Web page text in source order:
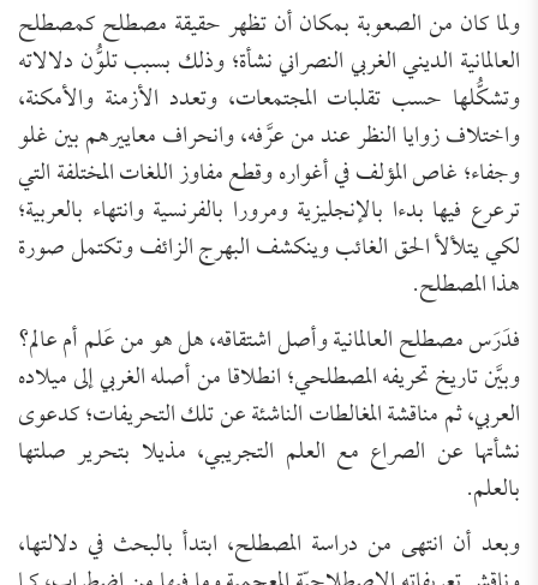
ولما كان من الصعوبة بمكان أن تظهر حقيقة مصطلح كمصطلح
العالمانية الديني الغربي النصراني نشأة؛ وذلك بسبب تلوُّن دلالاته
وتشكُّلها حسب تقلبات المجتمعات، وتعدد الأزمنة والأمكنة،
واختلاف زوايا النظر عند من عرَّفه، وانحراف معاييرهم بين غلو
وجفاء؛ غاص المؤلف في أغواره وقطع مفاوز اللغات المختلفة التي
ترعرع فيها بدءا بالإنجليزية ومرورا بالفرنسية وانتهاء بالعربية؛
لكي يتلألأ الحق الغائب وينكشف البهرج الزائف وتكتمل صورة
هذا المصطلح.
فدَرَس مصطلح العالمانية وأصل اشتقاقه، هل هو من عَلم أم عالم؟
وبيَّن تاريخ تحريفه المصطلحي؛ انطلاقا من أصله الغربي إلى ميلاده
العربي، ثم مناقشة المغالطات الناشئة عن تلك التحريفات؛ كدعوى
نشأتها عن الصراع مع العلم التجريبي، مذيلا بتحرير صلتها
بالعلم.
وبعد أن انتهى من دراسة المصطلح، ابتدأ بالبحث في دلالتها،